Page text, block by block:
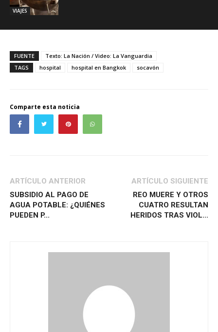
VIAJES
FUENTE
Texto: La Nación / Video: La Vanguardia
TAGS
hospital hospital en Bangkok socavón
Comparte esta noticia
ARTÍCULO ANTERIOR
SUBSIDIO AL PAGO DE
AGUA POTABLE: ¿QUIÉNES
PUEDEN P...
ARTÍCULO SIGUIENTE
REO MUERE Y OTROS
CUATRO RESULTAN
HERIDOS TRAS VIOL...